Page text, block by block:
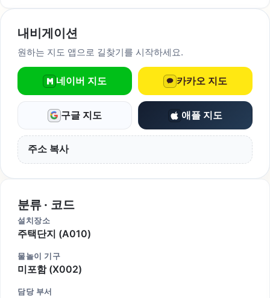
내비게이션
원하는 지도 앱으로 길찾기를 시작하세요.
네이버 지도 카카오 지도
구글 지도 애플 지도
주소 복사
분류 · 코드
설치장소
주택단지 (A010)
물놀이 기구
미포함 (X002)
담당 부서